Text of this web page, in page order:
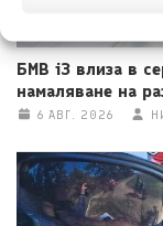
БМВ i3 влиза в
намаляване на
6 АВГ. 2026